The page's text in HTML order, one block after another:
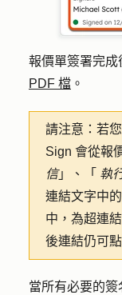
報價單簽署完成
PDF 檔 。
請注意： 若
Sign 會從報
信」、「 執
連結文字中
中，為超連
後連結仍可點
當所有必要的